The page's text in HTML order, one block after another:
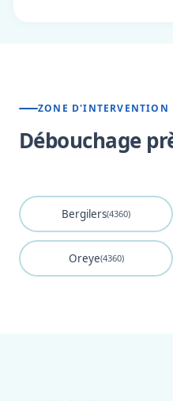
ZONE D'INTERVENTION
Débouchage
Bergilers(4360)
Oreye(4360)